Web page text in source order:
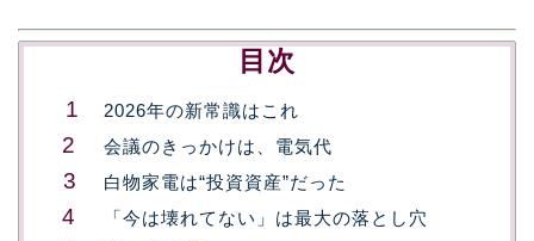
目次
2026年の新常識はこれ
会議のきっかけは、電気代
白物家電は“投資資産”だった
「今は壊れてない」は最大の落とし穴